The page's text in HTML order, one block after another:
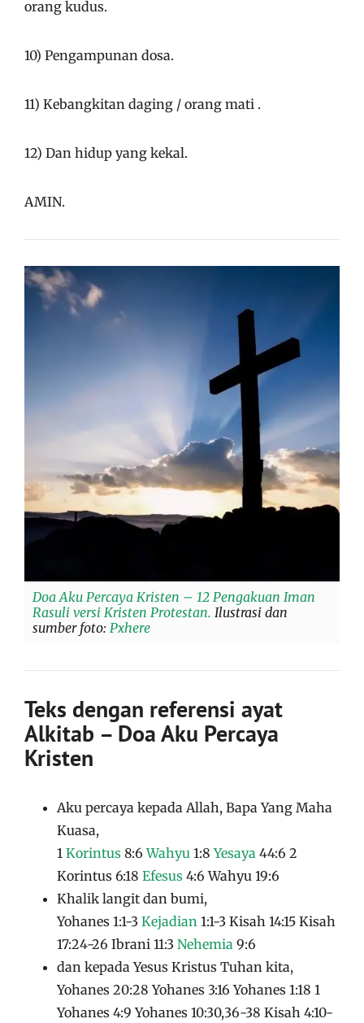
orang kudus.
10) Pengampunan dosa.
11) Kebangkitan daging / orang mati .
12) Dan hidup yang kekal.
AMIN.
Doa Aku Percaya Kristen – 12 Pengakuan Iman
Rasuli versi Kristen Protestan. Ilustrasi dan
sumber foto: Pxhere
Teks dengan referensi ayat
Alkitab – Doa Aku Percaya
Kristen
Aku percaya kepada Allah, Bapa Yang Maha
Kuasa,
1 Korintus 8:6Wahyu 1:8Yesaya 44:6 2
Korintus 6:18 Efesus 4:6 Wahyu 19:6
Khalik langit dan bumi,
Yohanes 1:1-3 Kejadian 1:1-3 Kisah 14:15 Kisah
17:24-26 Ibrani 11:3 Nehemia 9:6
dan kepada Yesus Kristus Tuhan kita,
Yohanes 20:28 Yohanes 3:16 Yohanes 1:18 1
Yohanes 4:9 Yohanes 10:30,36-38 Kisah 4:10-